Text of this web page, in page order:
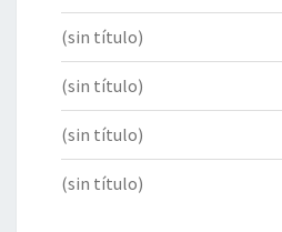
(sin título)
(sin título)
(sin título)
(sin título)